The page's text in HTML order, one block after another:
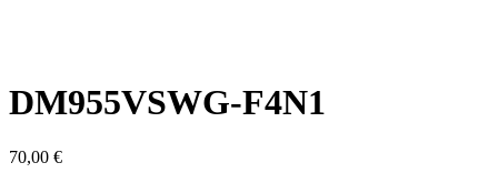
DM955VSWG-F4N1
70,00 €